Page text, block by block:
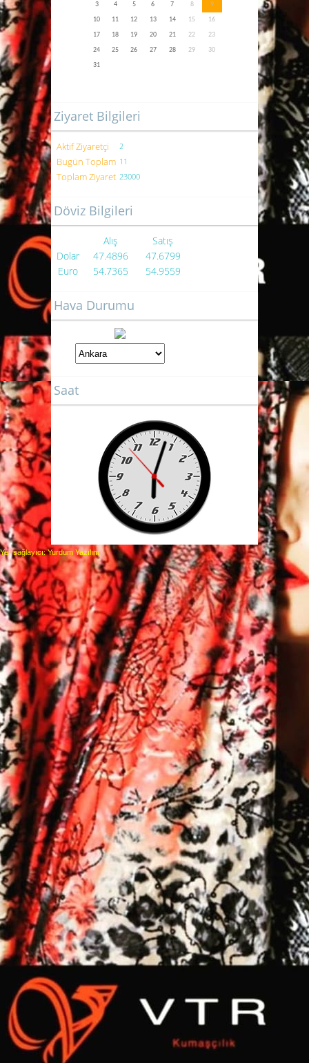
3
4 5 6 7 8
9
10
11 12 13 14 15
16
17
18 19 20 21 22
23
24
25 26 27 28 29
30
31
Ziyaret Bilgileri
Aktif Ziyaretçi 2
Bugün Toplam 11
Toplam Ziyaret 23000
Döviz Bilgileri
Alış
Satış
Dolar
47.4896
47.6799
Euro
54.7365 54.9559
Hava Durumu
Saat
Yer sağlayıcı: Yurdum Yazılım